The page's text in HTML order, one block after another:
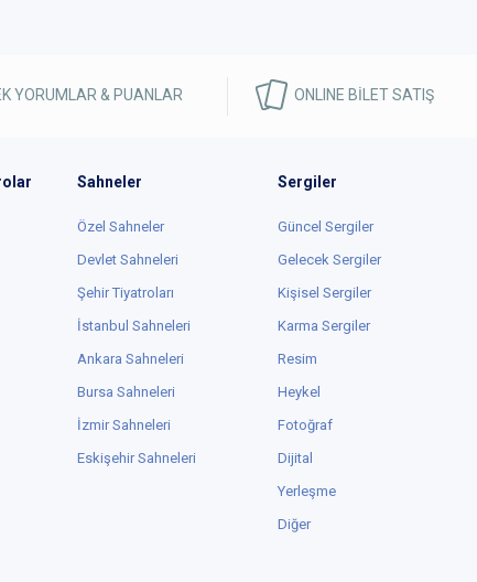
YORUMLAR & PUANLAR ONLINE BİLET SATIŞ
Sahneler
Özel Sahneler
Devlet Sahneleri
Şehir Tiyatroları
İstanbul Sahneleri
Ankara Sahneleri
Bursa Sahneleri
İzmir Sahneleri
Eskişehir Sahneleri
Sergiler
Güncel Sergiler
Gelecek Sergiler
Kişisel Sergiler
Karma Sergiler
Resim
Heykel
Fotoğraf
Dijital
Yerleşme
Diğer